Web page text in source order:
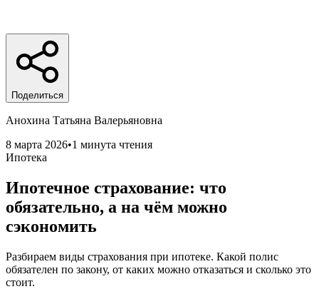
Поделиться
Анохина Татьяна Валерьяновна
8 марта 2026•1 минута чтения
Ипотека
Ипотечное страхование: что
обязательно, а на чём можно
сэкономить
Разбираем виды страхования при ипотеке. Какой полис
обязателен по закону, от каких можно отказаться и сколько это
стоит.